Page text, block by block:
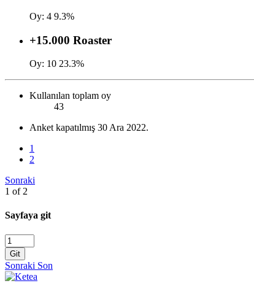
Oy: 4 9.3%
+15.000 Roaster
Oy: 10 23.3%
Kullanılan toplam oy
43
Anket kapatılmış 30 Ara 2022.
1
2
Sonraki
1 of 2
Sayfaya git
Git
Sonraki Son